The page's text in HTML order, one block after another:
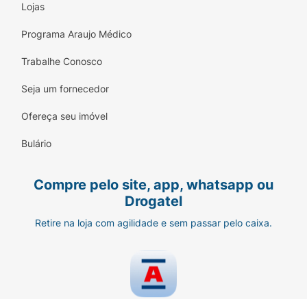
Lojas
Programa Araujo Médico
Trabalhe Conosco
Seja um fornecedor
Ofereça seu imóvel
Bulário
Compre pelo site, app, whatsapp ou
Drogatel
Retire na loja com agilidade e sem passar pelo caixa.